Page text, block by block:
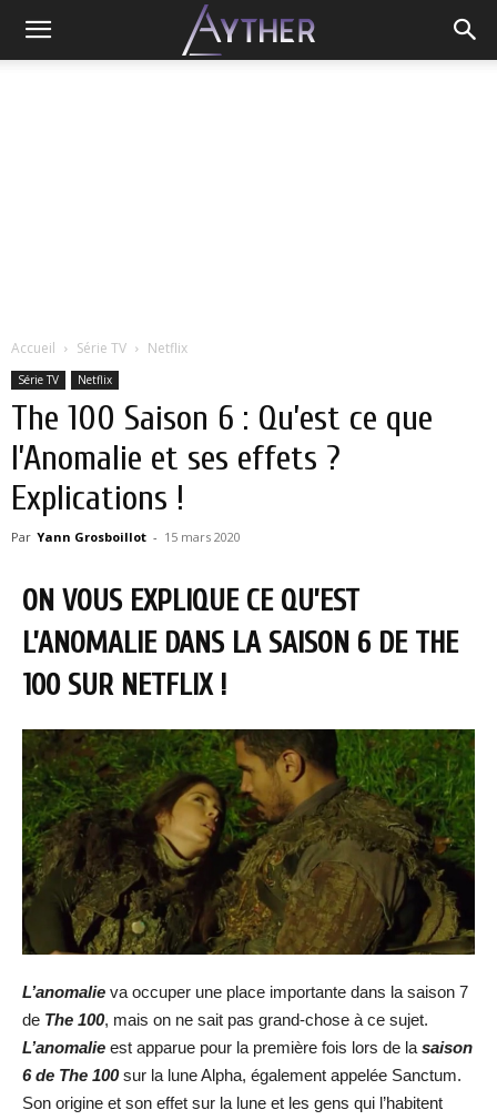
Accueil Série TV Netflix
Série TV Netflix
The 100 Saison 6 : Qu’est ce que
l’Anomalie et ses effets ?
Explications !
Par Yann Grosboillot - 15 mars 2020
ON VOUS EXPLIQUE CE QU’EST
L’ANOMALIE DANS LA SAISON 6 DE THE
100 SUR NETFLIX !
L’anomalie va occuper une place importante dans la saison 7
de The 100, mais on ne sait pas grand-chose à ce sujet.
L’anomalie est apparue pour la première fois lors de lasaison
6 de The 100sur la lune Alpha, également appelée Sanctum.
Son origine et son effet sur la lune et les gens qui l’habitent